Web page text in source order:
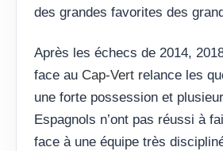
des grandes favorites des
Après les échecs de 2014,
face au Cap-Vert relance les
une forte possession et
Espagnols n’ont pas réussi à
face à une équipe très